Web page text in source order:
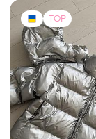
3500 грн